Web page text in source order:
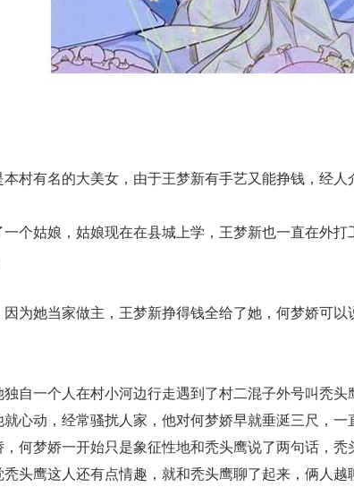
村有名的大美女，由于王梦新有手艺又能挣钱，经人
个姑娘，姑娘现在在县城上学，王梦新也一直在外
为她当家做主，王梦新挣得钱全给了她，何梦娇可
自一个人在村小河边行走遇到了村二混子外号叫秃
心动，经常骚扰人家，他对何梦娇早就垂涎三尺，
何梦娇一开始只是象征性地和秃头鹰说了两句话，
头鹰这人还有点情趣，就和秃头鹰聊了起来，俩人